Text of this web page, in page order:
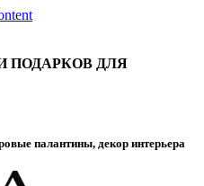
ПОДАРКОВ ДЛЯ
палантины, декор интерьера